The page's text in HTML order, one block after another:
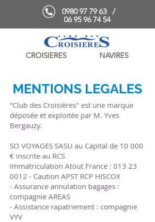
0980 97 79 63/
06 95 96 74 54
CROISIERES NAVIRES
MENTIONS LEGALES
"Club des Croisières" est une marque
déposée et exploitée par M. Yves
Bergauzy.
SO VOYAGES SASU au Capital de 10 000
€ inscrite au RCS
Immatriculation Atout France : 013 23
0012 - Caution APST RCP HISCOX
- Assurance annulation bagages :
compagnie AREAS
- Assistance rapatriement : compagnie
VYV